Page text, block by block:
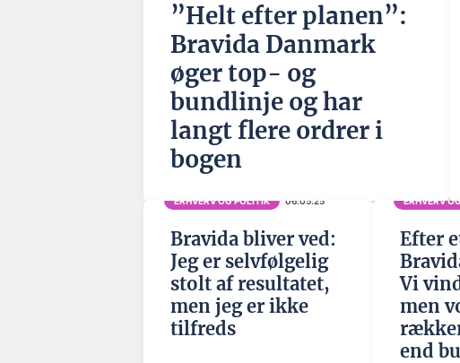
”Helt efter planen”:
Bravida Danmark
øger top- og
bundlinje og har
langt flere ordrer i
bogen
ERHVERV OG POLITIK 06.05.25
Bravida bliver ved:
Jeg er selvfølgelig
stolt af resultatet,
men jeg er ikke
tilfreds
ERHVERV
Efter
Vi
men
end